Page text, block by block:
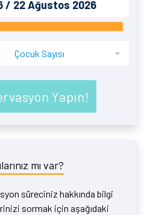
Çocuk Sayısı
Yapın!
mı var?
süreciniz hakkında bilgi
sormak için aşağıdaki